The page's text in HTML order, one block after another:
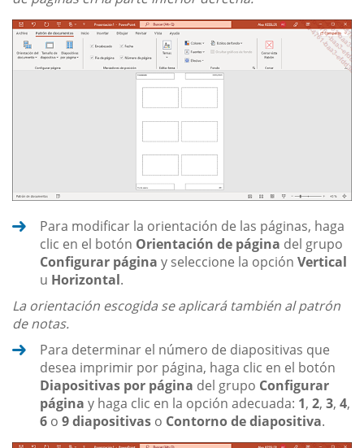
Para modificar la orientación de las páginas, haga
clic en el botón Orientación de página del grupo
Configurar página y seleccione la opción Vertical
u Horizontal.
La orientación escogida se aplicará también al patrón
de notas.
Para determinar el número de diapositivas que
desea imprimir por página, haga clic en el botón
Diapositivas por página del grupo Configurar
página y haga clic en la opción adecuada: 1, 2, 3, 4,
6 o 9 diapositivas o Contorno de diapositiva.